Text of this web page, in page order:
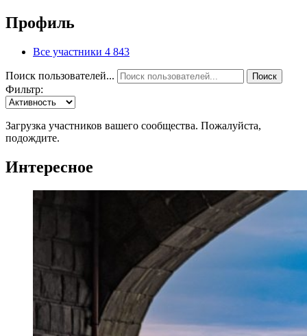
Профиль
Все участники 4 843
Поиск пользователей... Поиск
Фильтр:
Загрузка участников вашего сообщества. Пожалуйста,
подождите.
Интересное